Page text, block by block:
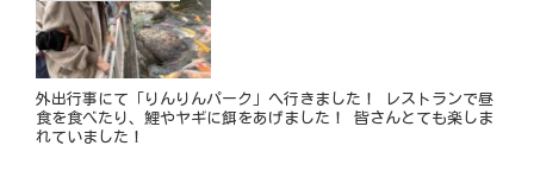
外出行事にて「りんりんパーク」へ行きました！ レストランで昼
食を食べたり、鯉やヤギに餌をあげました！ 皆さんとても楽しま
れていました！